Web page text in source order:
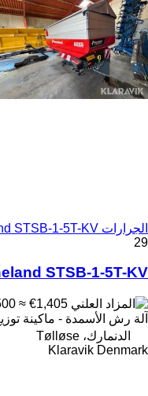
الجرارات Kverneland STSB-1-5T-KV
29
STSB-1-5T-KV
≈ €1,405
آلة رش الأسمدة - ماكينة
الدنمارك، Tølløse
Klaravik Denmark